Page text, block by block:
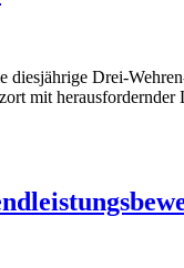
Drei-
mit herausfordernder